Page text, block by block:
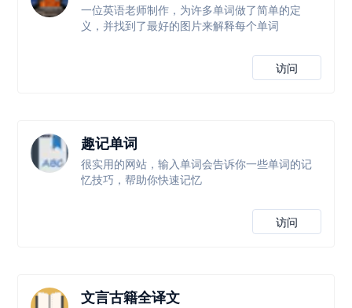
一位英语老师制作，为许多单词做了简单的定
义，并找到了最好的图片来解释每个单词
访问
趣记单词
很实用的网站，输入单词会告诉你一些单词的记
忆技巧，帮助你快速记忆
访问
文言古籍全译文